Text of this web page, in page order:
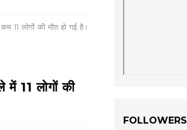
11 लोगों की मौत हो गई है।
में 11 लोगों की
FOLLOWERS